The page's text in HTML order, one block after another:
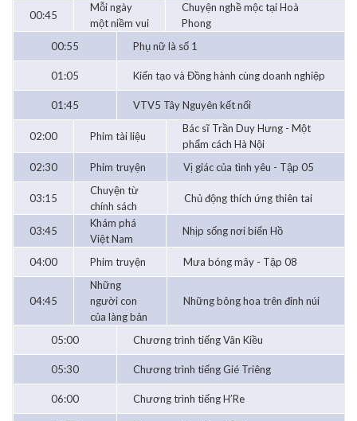
00:45
Mỗi ngày
một niềm vui
Chuyện nghề mộc tại Hoà
Phong
00:55
Phụ nữ là số 1
01:05 Kiến tạo và Đồng hành cùng doanh nghiệp
01:45 VTV5 Tây Nguyên kết nối
02:00 Phim tài liệu
Bác sĩ Trần Duy Hưng - Một
phẩm cách Hà Nội
02:30
Phim truyện Vị giác của tình yêu - Tập 05
03:15
Chuyện từ
chính sách
Chủ động thích ứng thiên tai
03:45
Khám phá
Việt Nam
Nhịp sống nơi biển Hồ
04:00 Phim truyện Mưa bóng mây - Tập 08
04:45
Những
người con
của làng bản
Những bông hoa trên đỉnh núi
05:00 Chương trình tiếng Vân Kiều
05:30 Chương trình tiếng Gié Triêng
06:00 Chương trình tiếng H’Re